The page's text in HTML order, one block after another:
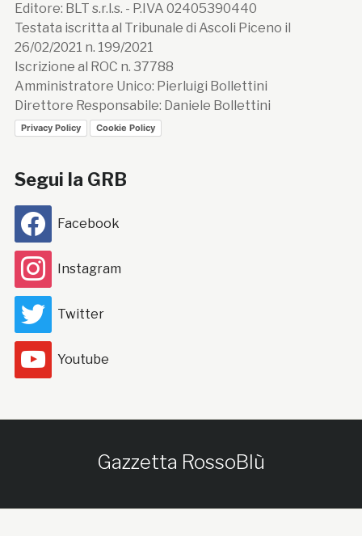
Editore: BLT s.r.l.s. - P.IVA 02405390440
Testata iscritta al Tribunale di Ascoli Piceno il
26/02/2021 n. 199/2021
Iscrizione al ROC n. 37788
Amministratore Unico: Pierluigi Bollettini
Direttore Responsabile: Daniele Bollettini
Privacy Policy Cookie Policy
Segui la GRB
Facebook
Instagram
Twitter
Youtube
Gazzetta RossoBlù